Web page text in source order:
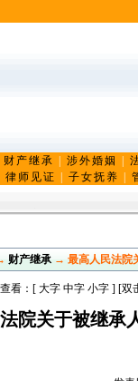
财产继承 涉外婚姻
律师见证 子女抚养
大学硕士学位，山东
， 济南婚姻律师网
财产继承→ 最高人民法院
看：[ 大字 中字 小字] [双
院关于被继承